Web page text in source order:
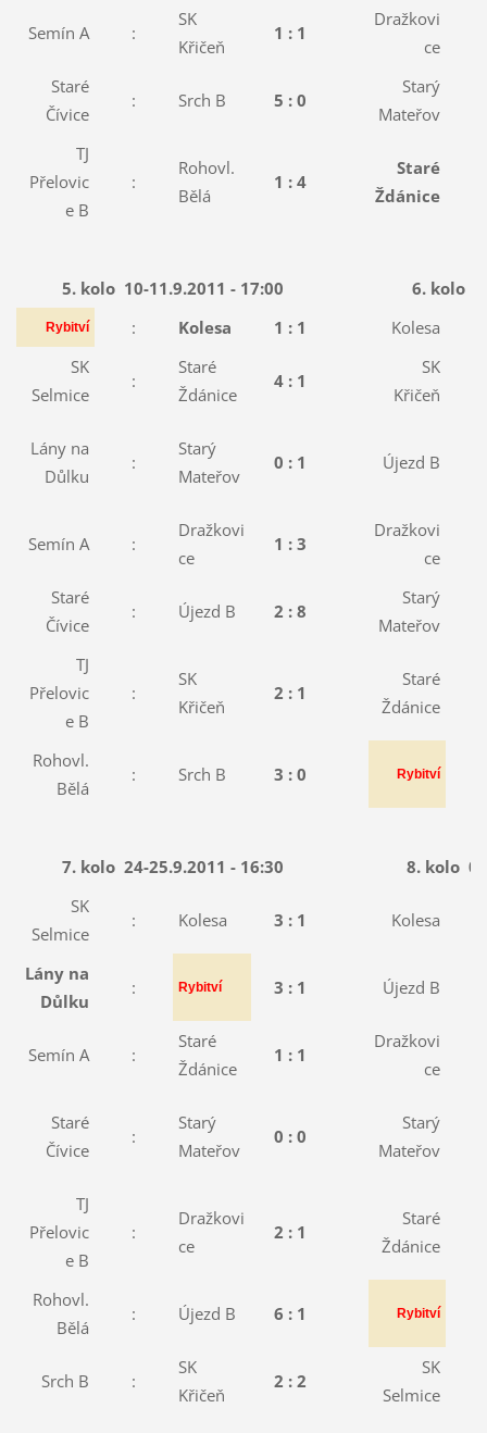
Semín A :
SK
Křičeň
1 : 1
Dražkovi
ce
Staré
Čívice
: Srch B 5 : 0
Starý
Mateřov
TJ
Přelovic
e B
:
Rohovl.
Bělá
1 :4
Staré
Ždánice
5. kolo 10-11.9.2011 - 17:00 6. kolo
Rybitví : Kolesa 1 : 1 Kolesa
SK
Selmice
:
Staré
Ždánice
4 : 1
SK
Křičeň
Lány na
Důlku
:
Starý
Mateřov
0 : 1 Újezd B
Semín A :
Dražkovi
ce
1 : 3
Dražkovi
ce
Staré
Čívice
: Újezd B 2 : 8
Starý
Mateřov
TJ
Přelovic
e B
:
SK
Křičeň
2 : 1
Staré
Ždánice
Rohovl.
Bělá
: Srch B 3 : 0 Rybitví
7. kolo 24-25.9.2011 - 16:30 8. kolo
SK
Selmice
: Kolesa 3 : 1 Kolesa
Lány na
Důlku
: Rybitví 3 : 1 Újezd B
Semín A :
Staré
Ždánice
1 : 1
Dražkovi
ce
Staré
Čívice
:
Starý
Mateřov
0 : 0
Starý
Mateřov
TJ
Přelovic
e B
:
Dražkovi
ce
2 : 1
Staré
Ždánice
Rohovl.
Bělá
: Újezd B 6 : 1 Rybitví
Srch B :
SK
Křičeň
2 : 2
SK
Selmice